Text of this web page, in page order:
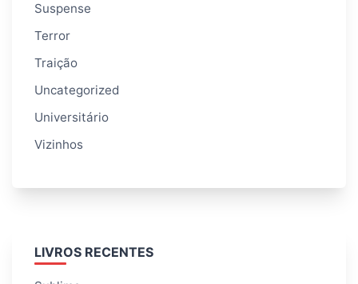
Suspense
Terror
Traição
Uncategorized
Universitário
Vizinhos
LIVROS RECENTES